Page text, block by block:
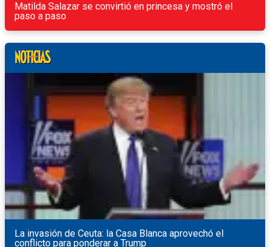
Matilda Salazar se convirtió en princesa y mostró el
paso a paso
La invasión de Ceuta: la Casa Blanca aprovechó el
conflicto para ponderar a Trump